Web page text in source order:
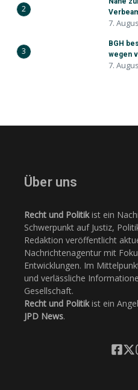
2
7.
3
BGH
wegen
7.
Über uns
Recht und Politikist ein
Schwerpunkt auf Justiz,
Redaktion veröffentlicht
Nachrichtenagentur mit
Entwicklungen. Im
und verlässliche
Gesellschaft.
Recht und Politikist ein
JPD News.